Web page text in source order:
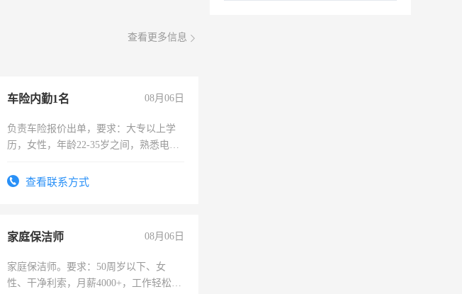
查看更多信息
车险内勤1名 08月06日
负责车险报价出单，要求：大专以上学
历，女性，年龄22-35岁之间，熟悉电脑
试用期1-3个月，转正后交纳五险，
查看联系方式
家庭保洁师 08月06日
家庭保洁师。要求：50周岁以下、女
性、干净利索，月薪4000+，工作轻松，